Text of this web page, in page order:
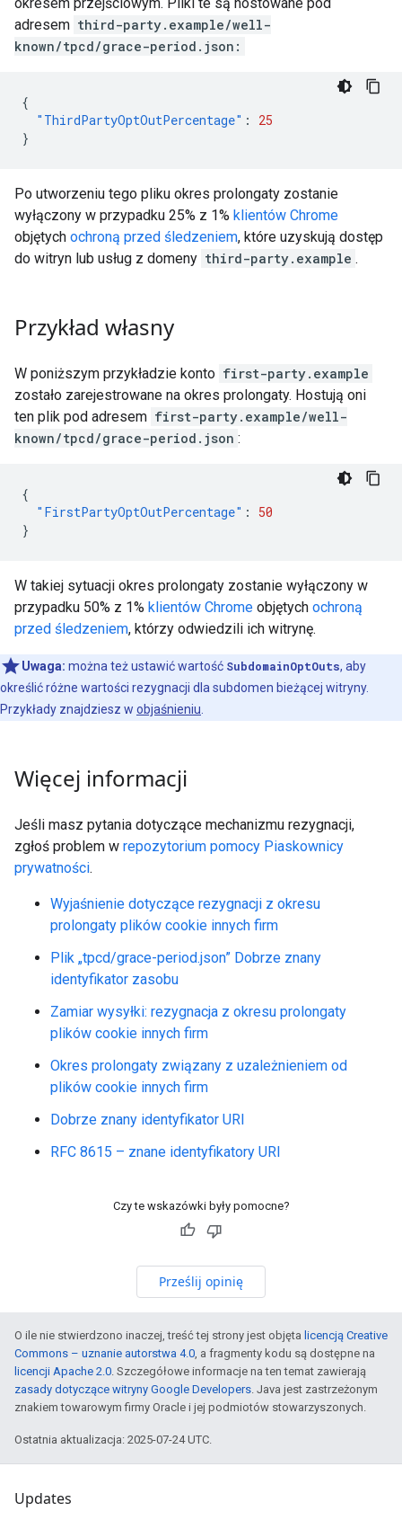
adresem third-party.example/well-
known/tpcd/grace-period.json:
{
"ThirdPartyOptOutPercentage" :
25
}
Po utworzeniu tego pliku okres prolongaty zostanie
wyłączony w przypadku 25% z 1% klientów Chrome
objętych ochroną przed śledzeniem, które uzyskują dostęp
do witryn lub usług z domeny third-party.example .
Przykład własny
W poniższym przykładzie konto first-party.example
zostało zarejestrowane na okres prolongaty. Hostują oni
ten plik pod adresem first-party.example/well-
known/tpcd/grace-period.json :
{
"FirstPartyOptOutPercentage" :
50
}
W takiej sytuacji okres prolongaty zostanie wyłączony w
przypadku 50% z 1% klientów Chrome objętych ochroną
przed śledzeniem, którzy odwiedzili ich witrynę.
Uwaga: można też ustawić wartość SubdomainOptOuts, aby
określić różne wartości rezygnacji dla subdomen bieżącej witryny.
Przykłady znajdziesz w objaśnieniu
Więcej informacji
Jeśli masz pytania dotyczące mechanizmu rezygnacji,
zgłoś problem w repozytorium pomocy Piaskownicy
prywatności.
Wyjaśnienie dotyczące rezygnacji z okresu
prolongaty plików cookie innych firm
Plik „tpcd/grace-period.json” Dobrze znany
identyfikator zasobu
Zamiar wysyłki: rezygnacja z okresu prolongaty
plików cookie innych firm
Okres prolongaty związany z uzależnieniem od
plików cookie innych firm
Dobrze znany identyfikator URI
RFC 8615 – znane identyfikatory URI
Czy te wskazówki były pomocne?
Prześlij opinię
O ile nie stwierdzono inaczej, treść tej strony jest objęta licencją Creative
Commons – uznanie autorstwa 4.0 , a fragmenty kodu są dostępne na
licencji Apache 2.0 . Szczegółowe informacje na ten temat zawierają
zasady dotyczące witryny Google Developers . Java jest zastrzeżonym
znakiem towarowym firmy Oracle i jej podmiotów stowarzyszonych.
Ostatnia aktualizacja: 2025-07-24 UTC.
Updates